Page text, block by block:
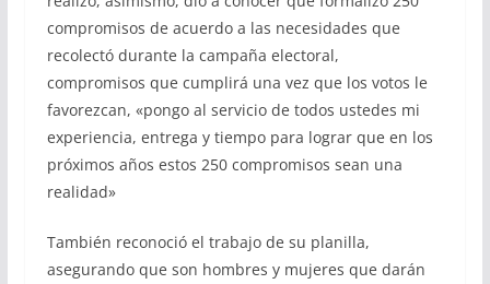
compromisos de acuerdo a las necesidades que
recolectó durante la campaña electoral,
compromisos que cumplirá una vez que los votos le
favorezcan, «pongo al servicio de todos ustedes mi
experiencia, entrega y tiempo para lograr que en los
próximos años estos 250 compromisos sean una
realidad»
También reconoció el trabajo de su planilla,
asegurando que son hombres y mujeres que darán